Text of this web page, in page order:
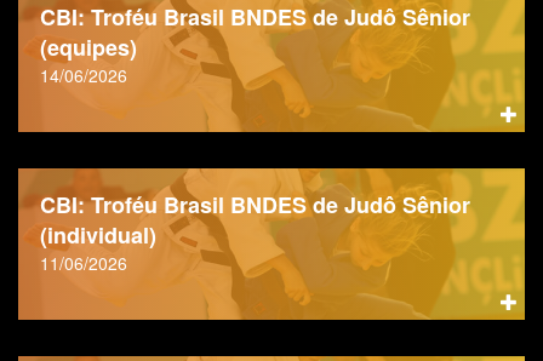
CBI: Troféu Brasil BNDES de Judô Sênior
(equipes)
14/06/2026
CBI: Troféu Brasil BNDES de Judô Sênior
(individual)
11/06/2026